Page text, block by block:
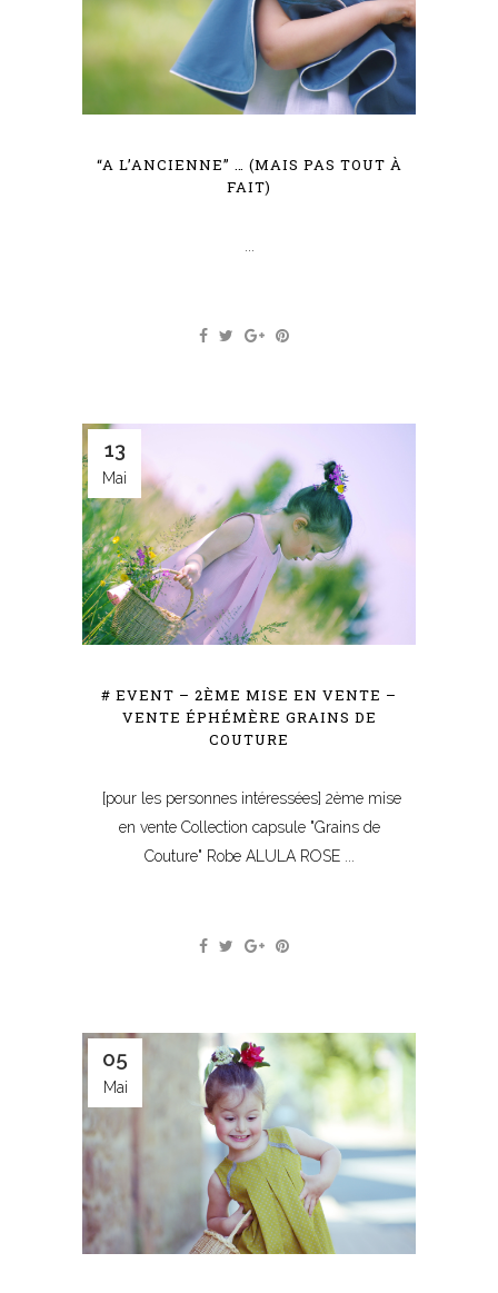
“A L’ANCIENNE” … (MAIS PAS TOUT À
FAIT)
13
Mai
# EVENT – 2ÈME MISE EN VENTE –
VENTE ÉPHÉMÈRE GRAINS DE
COUTURE
[pour les personnes intéressées] 2ème mise
en vente Collection capsule "Grains de
Couture" Robe ALULA ROSE ...
05
Mai